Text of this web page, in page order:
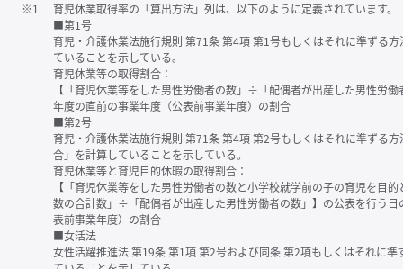
※1
育児休業取得率の「算出方法」列は、以下のように定義されています。
■第1号
育児・介護休業法施行規則 第71条 第4項 第1号もしくはそれに準ずる
ていることを示している。
育児休業等の取得割合：
【「育児休業等をした男性労働者の数」÷「配偶者が出産した男性労
年度の直前の事業年度（公表前事業年度）の割合
■第2号
育児・介護休業法施行規則 第71条 第4項 第2号もしくはそれに準ずる
合」を計算していることを示している。
育児休業等と育児目的休暇の取得割合：
【「育児休業等をした男性労働者の数と小学校就学前の子の育児を目
数の合計数」÷「配偶者が出産した男性労働者の数」】の公表を行う
表前事業年度）の割合
■女活法
女性活躍推進法 第19条 第1項 第2号および同条 第2項もしくはそれに